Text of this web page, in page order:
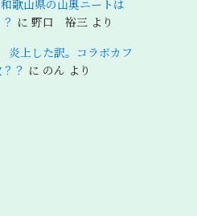
歌山県の山奥ニートは
に 野口 裕三 より
上した訳。コラボカフ
？ に のん より